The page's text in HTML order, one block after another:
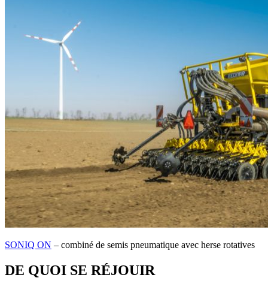
SONIQ ON – combiné de semis pneumatique avec herse rotatives
DE QUOI SE RÉJOUIR